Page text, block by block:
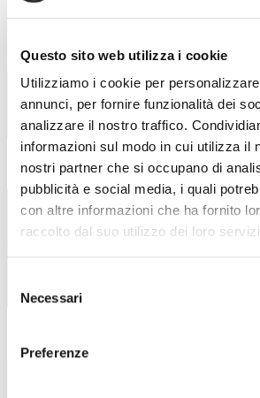
Questo sito web utilizza i cookie
Utilizziamo i cookie per
annunci, per fornire funzionalità dei
analizzare il nostro traffico.
informazioni sul modo in cui utilizza il
nostri partner che si occupano di
pubblicità e social media, i quali
con altre informazioni che ha fornito
raccolto dal suo utilizzo dei loro
delNecessari
Preferenze
6 Agosto 2026
Parità di genere
certificato
ABF ottiene la
5 Agosto 2026
Formazione
nuovi corsi
professionisti
31 Luglio 2026
dell’esperienza